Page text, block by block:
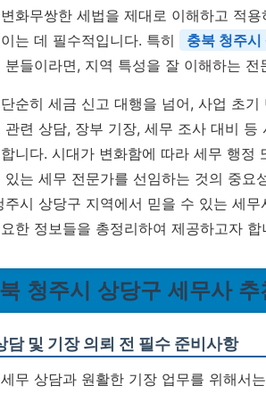
화무쌍한 세법을 제대로 이해하고 적
는 데 필수적입니다. 특히
충북 청주시
분들이라면, 지역 특성을 잘 이해하는
순히 세금 신고 대행을 넘어, 사업 초
관련 상담, 장부 기장, 세무 조사 대비
니다. 시대가 변화함에 따라 세무 행
있는 세무 전문가를 선임하는 것의 중
주시 상당구 지역에서 믿을 수 있는 세
한 정보들을 총정리하여 제공하고자 합
청주시 상당구 세무사
담 및 기장 의뢰 전 필수 준비사항
무 상담과 원활한 기장 업무를 위해서